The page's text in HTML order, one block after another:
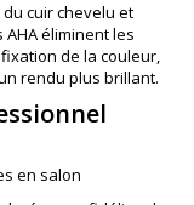
du cuir chevelu et
éliminent les
de la couleur,
rendu plus brillant.
en salon